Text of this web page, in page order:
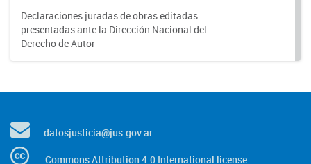
Declaraciones juradas de obras editadas
presentadas ante la Dirección Nacional del
Derecho de Autor
datosjusticia@jus.gov.ar
Commons Attribution 4.0 International license